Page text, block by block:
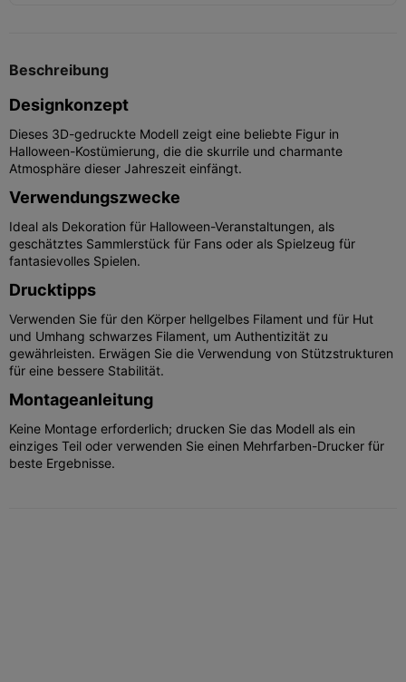
Beschreibung
Designkonzept
Dieses 3D-gedruckte Modell zeigt eine beliebte Figur in
Halloween-Kostümierung, die die skurrile und charmante
Atmosphäre dieser Jahreszeit einfängt.
Verwendungszwecke
Ideal als Dekoration für Halloween-Veranstaltungen, als
geschätztes Sammlerstück für Fans oder als Spielzeug für
fantasievolles Spielen.
Drucktipps
Verwenden Sie für den Körper hellgelbes Filament und für Hut
und Umhang schwarzes Filament, um Authentizität zu
gewährleisten. Erwägen Sie die Verwendung von Stützstrukturen
für eine bessere Stabilität.
Montageanleitung
Keine Montage erforderlich; drucken Sie das Modell als ein
einziges Teil oder verwenden Sie einen Mehrfarben-Drucker für
beste Ergebnisse.